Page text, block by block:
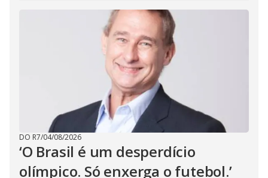
DO R7/04/08/2026
‘O Brasil é um desperdício
olímpico. Só enxerga o futebol.’